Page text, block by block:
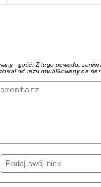
- gość. Z tego powodu,
od razu opublikowany na